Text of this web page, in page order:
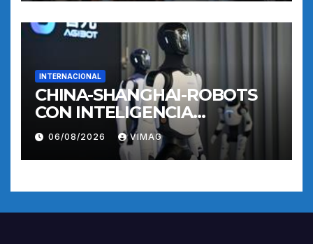
INTERNACIONAL
CHINA-SHANGHAI-ROBOTS
CON INTELIGENCIA
INCORPORADA-
ENTRENAMIENTO
06/08/2026 VIMAG